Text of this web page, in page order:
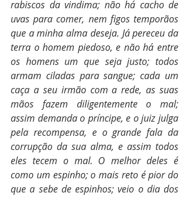
rabiscos da vindima; não há cacho de
uvas para comer, nem figos temporãos
que a minha alma deseja. Já pereceu da
terra o homem piedoso, e não há entre
os homens um que seja justo; todos
armam ciladas para sangue; cada um
caça a seu irmão com a rede, as suas
mãos fazem diligentemente o mal;
assim demanda o príncipe, e o juiz julga
pela recompensa, e o grande fala da
corrupção da sua alma, e assim todos
eles tecem o mal. O melhor deles é
como um espinho; o mais reto é pior do
que a sebe de espinhos; veio o dia dos